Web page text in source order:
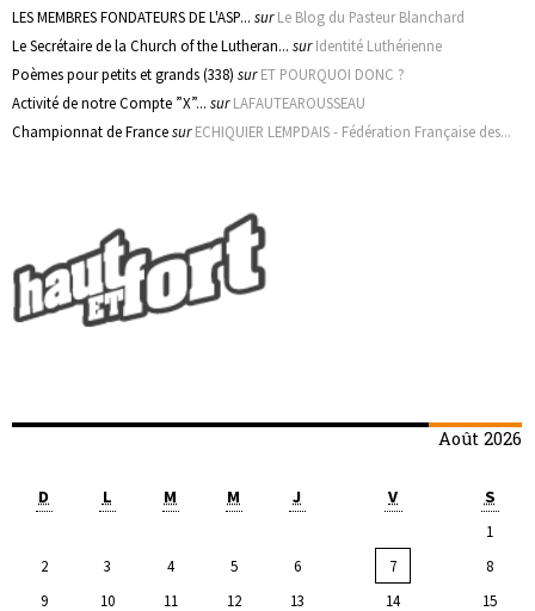
LES MEMBRES FONDATEURS DE L'ASP... surLe Blog du Pasteur Blanchard
Le Secrétaire de la Church of the Lutheran... surIdentité Luthérienne
Poèmes pour petits et grands (338) surET POURQUOI DONC ?
Activité de notre Compte ”X”... surLAFAUTEAROUSSEAU
Championnat de FrancesurECHIQUIER LEMPDAIS - Fédération Française des...
Août 2026
D L M M J V S
1
2
3 4 5 6 7
8
9
10 11 12 13 14
15